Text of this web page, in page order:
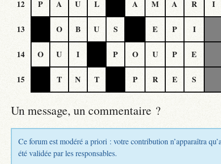
12 P A U L A M A R I
13 O B U S E P I
14 O U I P O U P E
15 T N T P R E S
Un message, un commentaire ?
Ce forum est modéré a priori : votre contribution n’apparaîtra
été validée par les responsables.